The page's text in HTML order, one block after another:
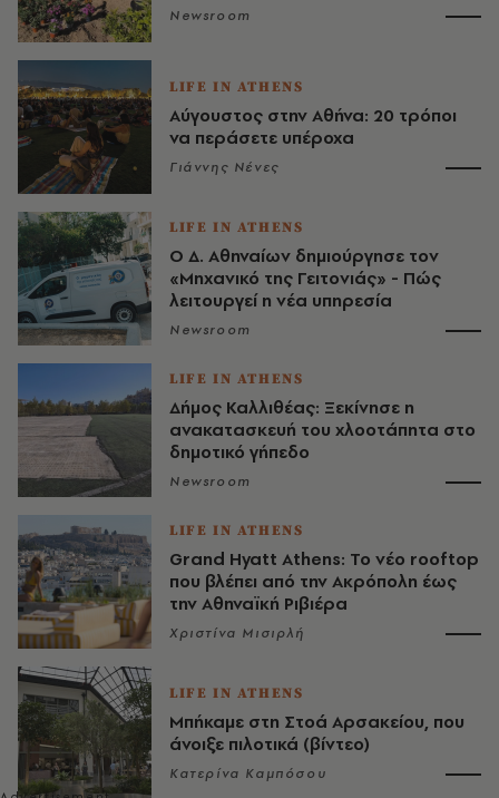
Newsroom
LIFE IN ATHENS
Αύγουστος στην Αθήνα: 20 τρόποι
να περάσετε υπέροχα
Γιάννης Νένες
LIFE IN ATHENS
Ο Δ. Αθηναίων δημιούργησε τον
«Μηχανικό της Γειτονιάς» - Πώς
λειτουργεί η νέα υπηρεσία
Newsroom
LIFE IN ATHENS
Δήμος Καλλιθέας: Ξεκίνησε η
ανακατασκευή του χλοοτάπητα στο
δημοτικό γήπεδο
Newsroom
LIFE IN ATHENS
Grand Hyatt Athens: Το νέο rooftop
που βλέπει από την Ακρόπολη έως
την Αθηναϊκή Ριβιέρα
Χριστίνα Μισιρλή
LIFE IN ATHENS
Μπήκαμε στη Στοά Αρσακείου, που
άνοιξε πιλοτικά (βίντεο)
Κατερίνα Καμπόσου